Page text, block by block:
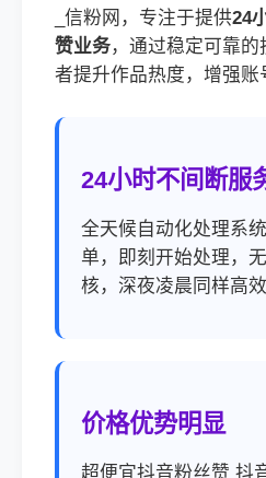
_信粉网，专注于提供24
赞业务，通过稳定可靠
者提升作品热度，增强账
24小时不间断服
全天候自动化处理系
单，即刻开始处理，
核，深夜凌晨同样高效
价格优势明显
超便宜抖音粉丝赞 抖